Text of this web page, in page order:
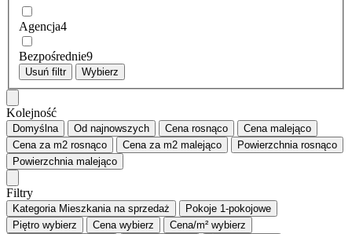
Agencja4
Bezpośrednie9
Usuń filtr Wybierz
Kolejność
Domyślna Od najnowszych Cena rosnąco Cena malejąco
Cena za m2 rosnąco Cena za m2 malejąco Powierzchnia rosnąco
Powierzchnia malejąco
Filtry
Kategoria Mieszkania na sprzedaż Pokoje 1-pokojowe
Piętro wybierz Cena wybierz Cena/m² wybierz